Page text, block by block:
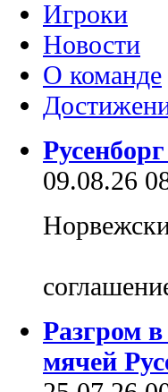
Игроки
Новости
О команде
09.08.26
Разгром
мячей